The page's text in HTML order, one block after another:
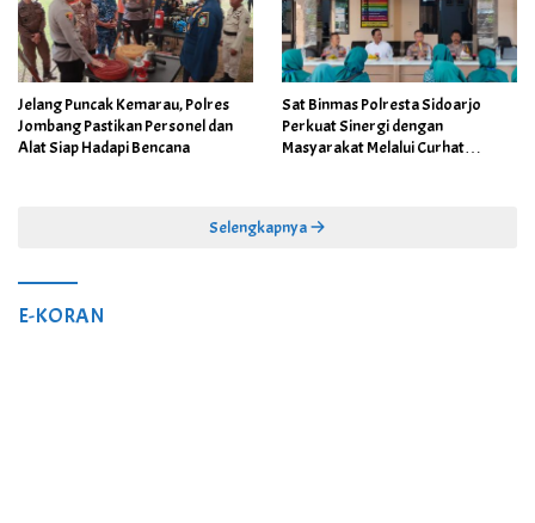
Jelang Puncak Kemarau, Polres
Jombang Pastikan Personel dan
Alat Siap Hadapi Bencana
Sat Binmas Polresta Sidoarjo
Perkuat Sinergi dengan
Masyarakat Melalui Curhat
Selengkapnya
E-KORAN